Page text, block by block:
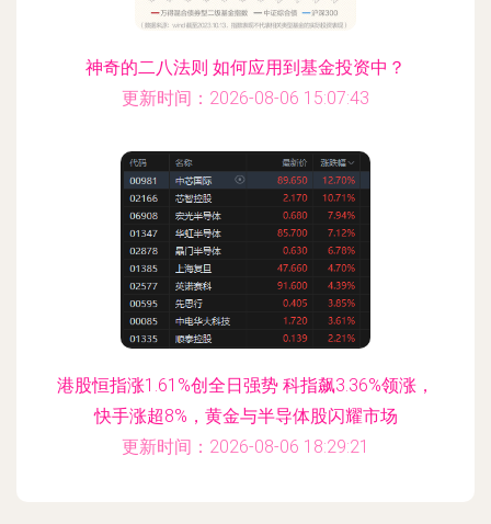
神奇的二八法则 如何应用到基金投资中？
更新时间：2026-08-06 15:07:43
港股恒指涨1.61%创全日强势 科指飙3.36%领涨，
快手涨超8%，黄金与半导体股闪耀市场
更新时间：2026-08-06 18:29:21